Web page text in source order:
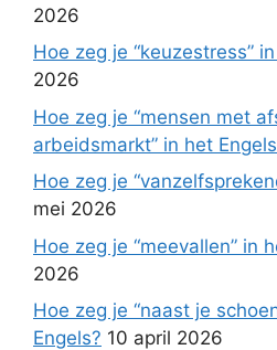
2026
Hoe zeg je “keuzestress”
2026
Hoe zeg je “mensen met
arbeidsmarkt” in het
Hoe zeg je
mei 2026
Hoe zeg je “meevallen” in
2026
Hoe zeg je “naast je
Engels? 10 april 2026